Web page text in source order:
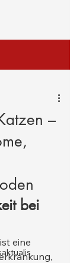
–
bei
eine